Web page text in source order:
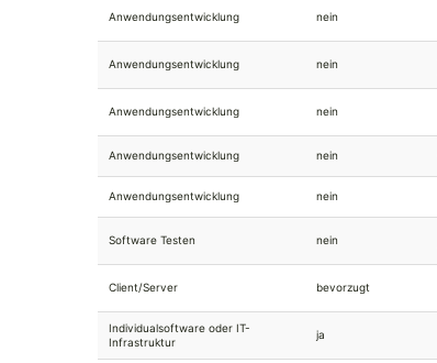
Anwendungsentwicklung nein
Anwendungsentwicklung nein
Anwendungsentwicklung nein
Anwendungsentwicklung nein
Anwendungsentwicklung nein
Software Testen nein
Client/Server bevorzugt
Individualsoftware oder IT-
Infrastruktur
ja